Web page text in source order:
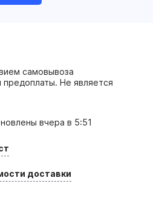
самовывоза
предоплаты. Не является
вчера в 5:51
доставки